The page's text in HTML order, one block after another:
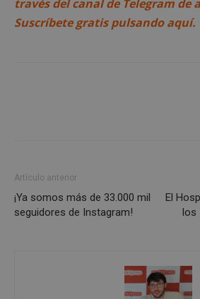
través del canal de Telegram de
Suscríbete gratis pulsando aquí.
Artículo anterior
¡Ya somos más de 33.000 mil
seguidores de Instagram!
El
funcionalidad principal del sitio
inicio de sesión de usuario y la
El sitio web no se puede utilizar
las cookies estrictamente